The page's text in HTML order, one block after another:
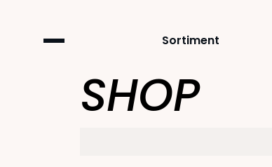
Sortiment
SHOP